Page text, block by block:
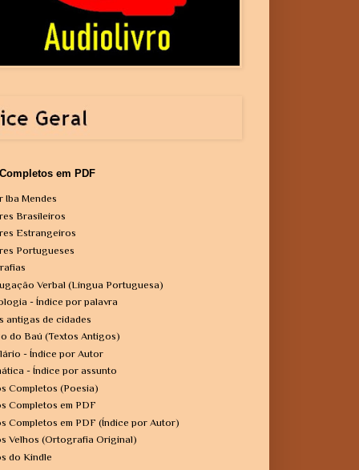
em PDF
Iba Mendes
Brasileiros
Estrangeiros
Portugueses
Verbal (Língua Portuguesa)
- Índice por palavra
antigas de cidades
do Baú (Textos Antigos)
- Índice por Autor
- Índice por assunto
Completos (Poesia)
Completos em PDF
Completos em PDF (Índice por Autor)
Velhos (Ortografia Original)
do Kindle